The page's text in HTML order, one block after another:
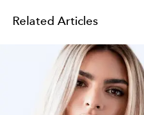
Related Articles